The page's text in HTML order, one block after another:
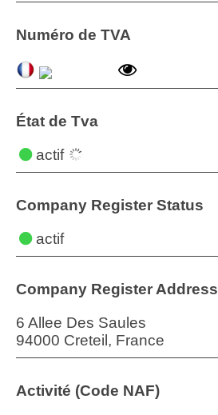
Numéro de TVA
État de Tva
actif
Company Register Status
actif
Company Register Address
6 Allee Des Saules
94000 Creteil, France
Activité (Code NAF)